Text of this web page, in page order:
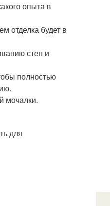
опыта в
отделка будет в
стен и
полностью
мочалки.
для